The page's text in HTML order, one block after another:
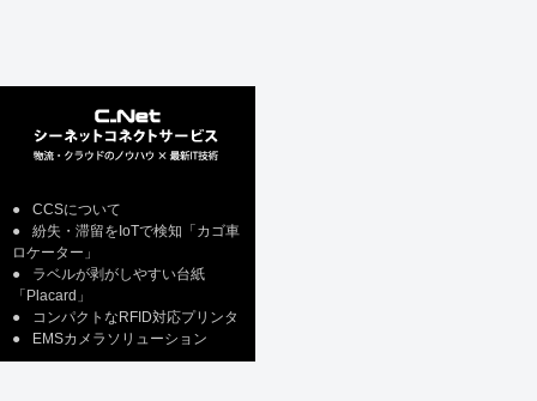
●
CCSについて
●
紛失・滞留をIoTで検知「カゴ車
ロケーター」
●
ラベルが剥がしやすい台紙
「Placard」
●
コンパクトなRFID対応プリンタ
●
EMSカメラソリューション